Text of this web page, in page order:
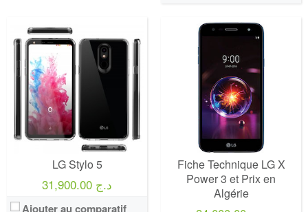
LG Stylo 5
31,900.00 د.ج
Ajouter au comparatif
Fiche Technique LG X
Power 3 et Prix en
Algérie